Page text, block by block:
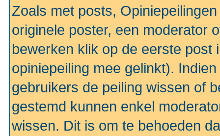
Zoals met posts,
originele poster, een moderator
bewerken klik op de eerste post
opiniepeiling mee gelinkt).
gebruikers de peiling wissen of
gestemd kunnen enkel
wissen. Dit is om te behoeden